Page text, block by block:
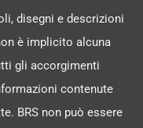
disegni e descrizioni
è implicito alcuna
gli accorgimenti
contenute
BRS non può essere